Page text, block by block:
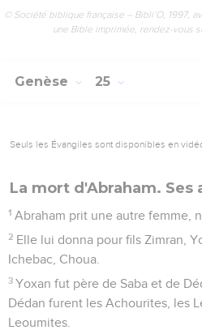
© Société biblique française – Bibli’O, 1997,
une Bible imprimée, rendez-vous
Genèse 25
Seuls les Évangiles sont disponibles en
La mort d'Abraham.
1 Abraham prit une autre femme,
2 Elle lui donna pour fils Zimran,
Ichebac, Choua.
3 Yoxan fut père de Saba et de
Dédan furent les Achourites, les
Leoumites.